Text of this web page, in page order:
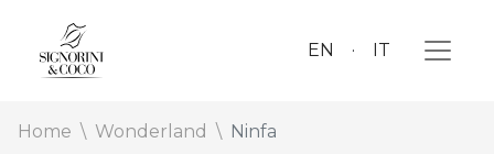
EN IT
Home Wonderland Ninfa